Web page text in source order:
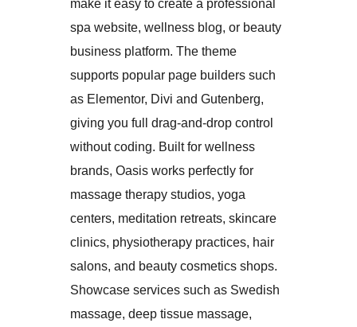
make it easy to create a professional
spa website, wellness blog, or beauty
business platform. The theme
supports popular page builders such
as Elementor, Divi and Gutenberg,
giving you full drag-and-drop control
without coding. Built for wellness
brands, Oasis works perfectly for
massage therapy studios, yoga
centers, meditation retreats, skincare
clinics, physiotherapy practices, hair
salons, and beauty cosmetics shops.
Showcase services such as Swedish
massage, deep tissue massage,